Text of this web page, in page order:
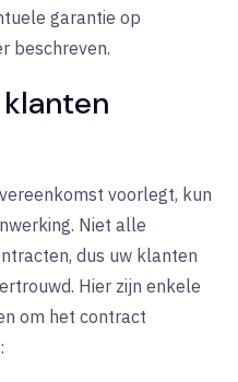
garantie op
beschreven.
voorlegt, kun
Niet alle
dus uw klanten
Hier zijn enkele
om het contract